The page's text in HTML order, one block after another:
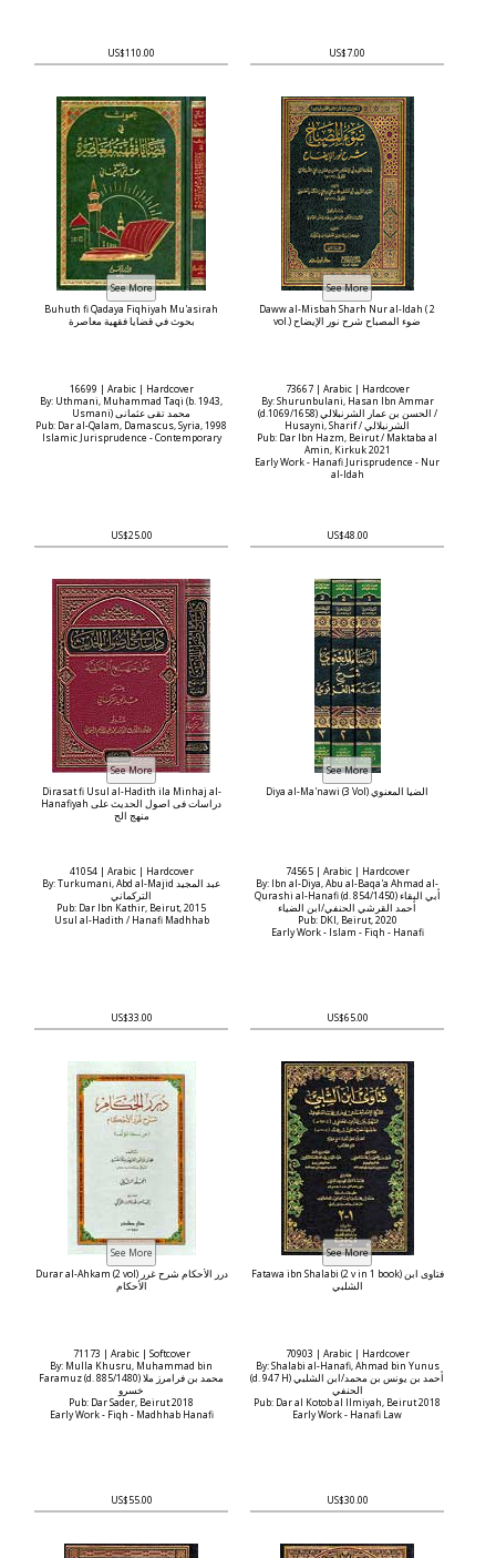
US$110.00 US$7.00
Buhuth fi Qadaya Fiqhiyah Mu'asirah
بحوث في قضايا فقهية معاصرة
16699 | Arabic | Hardcover
By: Uthmani, Muhammad Taqi (b. 1943,
Usmani) محمد تقی عثمانی
Pub: Dar al-Qalam, Damascus, Syria, 1998
Islamic Jurisprudence - Contemporary
US$25.00
Daww al-Misbah Sharh Nur al-Idah ( 2
vol.) ضوء المصباح شرح نور الإيضاح
73667 | Arabic | Hardcover
By: Shurunbulani, Hasan Ibn Ammar
(d.1069/1658) الحسن بن عمار الشرنبلالي /
Husayni, Sharif / الشرنبلالي
Pub: Dar Ibn Hazm, Beirut / Maktaba al
Amin, Kirkuk 2021
Early Work - Hanafi Jurisprudence - Nur
al-Idah
US$48.00
Dirasat fi Usul al-Hadith ila Minhaj al-
Hanafiyah دراسات فى اصول الحديث على
منهج الح
41054 | Arabic | Hardcover
By: Turkumani, Abd al-Majid عبد المجيد
التركماني
Pub: Dar Ibn Kathir, Beirut, 2015
Usul al-Hadith / Hanafi Madhhab
US$33.00
Diya al-Ma'nawi (3 Vol) الضيا المعنوي
74565 | Arabic | Hardcover
By: Ibn al-Diya, Abu al-Baqa'a Ahmad al-
Qurashi al-Hanafi (d. 854/1450) أبي البقاء
أحمد القرشي الحنفي/ابن الضياء
Pub: DKI, Beirut, 2020
Early Work - Islam - Fiqh - Hanafi
US$65.00
Durar al-Ahkam (2 vol) درر الأحكام شرح غرر
الأحكام
71173 | Arabic | Softcover
By: Mulla Khusru, Muhammad bin
Faramuz (d. 885/1480) محمد بن فرامرز ملا
خسرو
Pub: Dar Sader, Beirut 2018
Early Work - Fiqh - Madhhab Hanafi
US$55.00
Fatawa ibn Shalabi (2 v in 1 book) فتاوى ابن
الشلبي
70903 | Arabic | Hardcover
By: Shalabi al-Hanafi, Ahmad bin Yunus
(d. 947 H) أحمد بن يونس بن محمد/ابن الشلبي
الحنفي
Pub: Dar al Kotob al Ilmiyah, Beirut 2018
Early Work - Hanafi Law
US$30.00